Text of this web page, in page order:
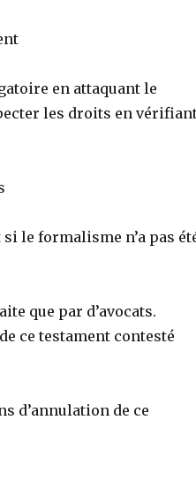
en attaquant le
les droits en
le formalisme n’a pas
que par d’avocats.
ce testament contesté
d’annulation de ce